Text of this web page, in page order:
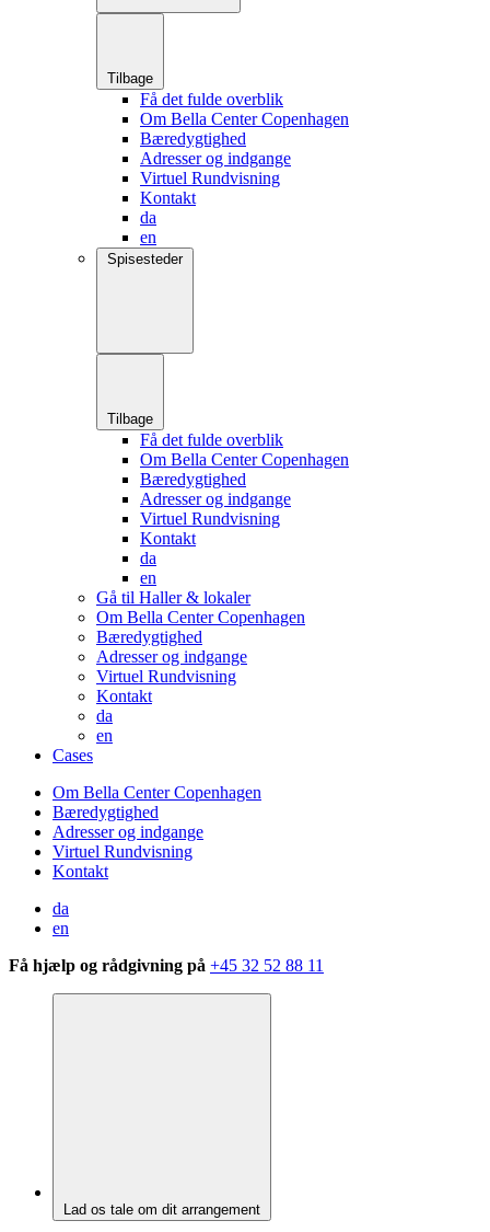
Tilbage
Få det fulde overblik
Om Bella Center Copenhagen
Bæredygtighed
Adresser og indgange
Virtuel Rundvisning
Kontakt
da
en
Spisesteder
Tilbage
Få det fulde overblik
Om Bella Center Copenhagen
Bæredygtighed
Adresser og indgange
Virtuel Rundvisning
Kontakt
da
en
Gå til Haller & lokaler
Om Bella Center Copenhagen
Bæredygtighed
Adresser og indgange
Virtuel Rundvisning
Kontakt
da
en
Cases
Om Bella Center Copenhagen
Bæredygtighed
Adresser og indgange
Virtuel Rundvisning
Kontakt
da
en
Få hjælp og rådgivning på +45 32 52 88 11
Lad os tale om dit arrangement